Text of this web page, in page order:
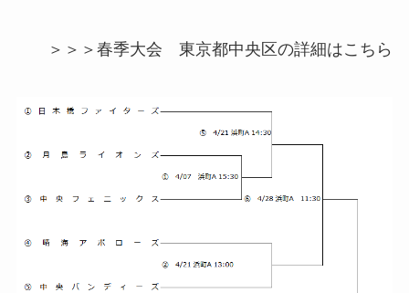
＞＞＞春季大会 東京都中央区の詳細はこちら